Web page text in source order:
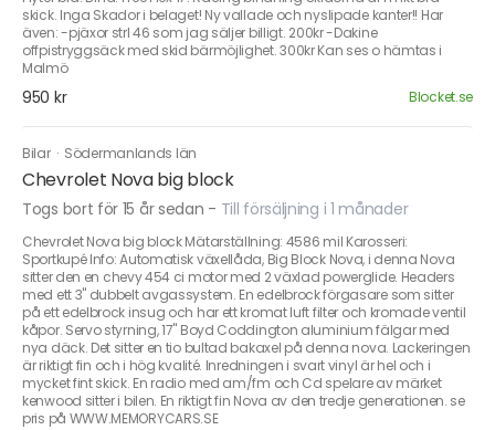
skick. Inga Skador i belaget! Ny vallade och nyslipade kanter!! Har
även: -pjäxor strl 46 som jag säljer billigt. 200kr -Dakine
offpistryggsäck med skid bärmöjlighet. 300kr Kan ses o hämtas i
Malmö
950 kr Blocket.se
Bilar · Södermanlands län
Chevrolet Nova big block
Togs bort för 15 år sedan - Till försäljning i 1 månader
Chevrolet Nova big block Mätarställning: 4586 mil Karosseri:
Sportkupé Info: Automatisk växellåda, Big Block Nova, i denna Nova
sitter den en chevy 454 ci motor med 2 växlad powerglide. Headers
med ett 3" dubbelt avgassystem. En edelbrock förgasare som sitter
på ett edelbrock insug och har ett kromat luft filter och kromade ventil
kåpor. Servo styrning, 17" Boyd Coddington aluminium fälgar med
nya däck. Det sitter en tio bultad bakaxel på denna nova. Lackeringen
är riktigt fin och i hög kvalité. Inredningen i svart vinyl är hel och i
mycket fint skick. En radio med am/fm och Cd spelare av märket
kenwood sitter i bilen. En riktigt fin Nova av den tredje generationen. se
pris på WWW.MEMORYCARS.SE